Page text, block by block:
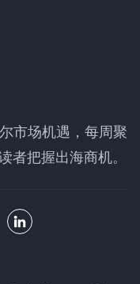
市场机遇，每周聚
者把握出海商机。